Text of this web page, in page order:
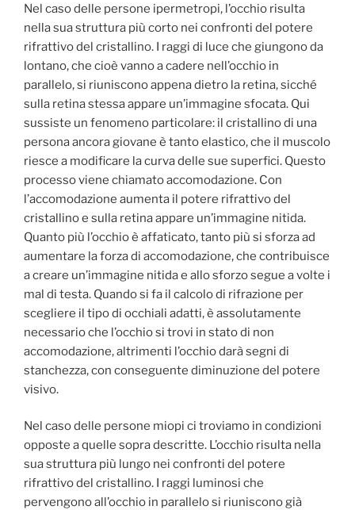
Nel caso delle persone ipermetropi, l’occhio risulta
nella sua struttura più corto nei confronti del potere
rifrattivo del cristallino. I raggi di luce che giungono da
lontano, che cioè vanno a cadere nell’occhio in
parallelo, si riuniscono appena dietro la retina, sicché
sulla retina stessa appare un’immagine sfocata. Qui
sussiste un fenomeno particolare: il cristallino di una
persona ancora giovane è tanto elastico, che il muscolo
riesce a modificare la curva delle sue superfici. Questo
processo viene chiamato accomodazione. Con
l’accomodazione aumenta il potere rifrattivo del
cristallino e sulla retina appare un’immagine nitida.
Quanto più l’occhio è affaticato, tanto più si sforza ad
aumentare la forza di accomodazione, che contribuisce
a creare un’immagine nitida e allo sforzo segue a volte i
mal di testa. Quando si fa il calcolo di rifrazione per
scegliere il tipo di occhiali adatti, è assolutamente
necessario che l’occhio si trovi in stato di non
accomodazione, altrimenti l’occhio darà segni di
stanchezza, con conseguente diminuzione del potere
visivo.
Nel caso delle persone miopi ci troviamo in condizioni
opposte a quelle sopra descritte. L’occhio risulta nella
sua struttura più lungo nei confronti del potere
rifrattivo del cristallino. I raggi luminosi che
pervengono all’occhio in parallelo si riuniscono già